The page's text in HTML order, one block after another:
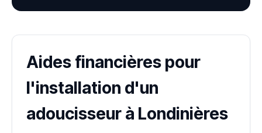
Aides financières pour
l'installation d'un
adoucisseur à Londinières